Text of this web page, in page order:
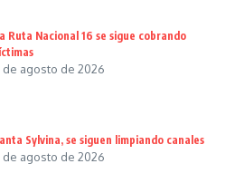
Ruta Nacional 16 se sigue cobrando
de agosto de 2026
Sylvina, se siguen limpiando canales
de agosto de 2026